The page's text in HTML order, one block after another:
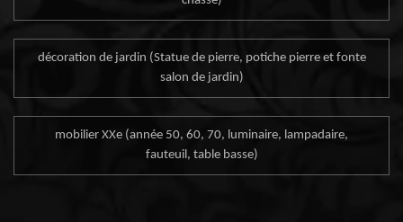
décoration de jardin (Statue de pierre, potiche pierre et fonte
salon de jardin)
mobilier XXe (année 50, 60, 70, luminaire, lampadaire,
fauteuil, table basse)